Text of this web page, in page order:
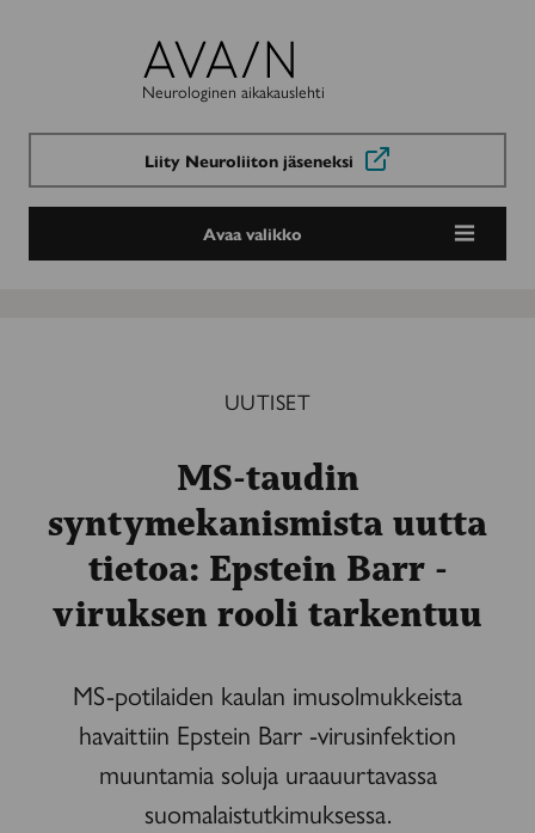
Avain-
lehti
Neurologinen aikakauslehti
Liity Neuroliiton jäseneksi
Avaa valikko
UUTISET
MS-taudin
syntymekanismista uutta
tietoa: Epstein Barr -
viruksen rooli tarkentuu
MS-potilaiden kaulan imusolmukkeista
havaittiin Epstein Barr -virusinfektion
muuntamia soluja uraauurtavassa
suomalaistutkimuksessa.